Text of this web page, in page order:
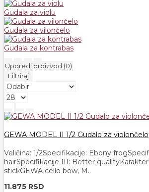
Gudala za violu
Gudala za vilončelo
Gudala za kontrabas
Uporedi proizvod (0)
Filtriraj
GEWA MODEL II 1/2 Gudalo za violončelo
Veličina: 1/​2Specifikacije: Ebony
hairSpecifikacije III: Better
stickGEWA cello bow, M..
11.875 RSD